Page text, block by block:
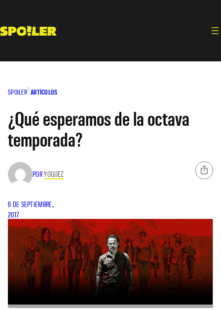
contenido
SPOILER ARTÍCULOS
¿Qué esperamos de la octava
temporada?
PORYOGUEZ
6 DE SEPTIEMBRE,
2017